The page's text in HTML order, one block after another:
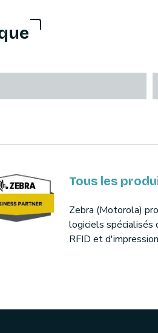
Tous les
Zebra (Motorola)
logiciels spécialisés
RFID et